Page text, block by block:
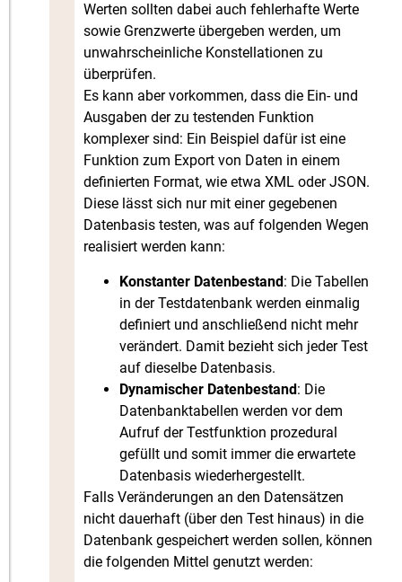
Werten sollten dabei auch fehlerhafte Werte
sowie Grenzwerte übergeben werden, um
unwahrscheinliche Konstellationen zu
überprüfen.
Es kann aber vorkommen, dass die Ein- und
Ausgaben der zu testenden Funktion
komplexer sind: Ein Beispiel dafür ist eine
Funktion zum Export von Daten in einem
definierten Format, wie etwa XML oder JSON.
Diese lässt sich nur mit einer gegebenen
Datenbasis testen, was auf folgenden Wegen
realisiert werden kann:
Konstanter Datenbestand: Die Tabellen
in der Testdatenbank werden einmalig
definiert und anschließend nicht mehr
verändert. Damit bezieht sich jeder Test
auf dieselbe Datenbasis.
Dynamischer Datenbestand: Die
Datenbanktabellen werden vor dem
Aufruf der Testfunktion prozedural
gefüllt und somit immer die erwartete
Datenbasis wiederhergestellt.
Falls Veränderungen an den Datensätzen
nicht dauerhaft (über den Test hinaus) in die
Datenbank gespeichert werden sollen, können
die folgenden Mittel genutzt werden: